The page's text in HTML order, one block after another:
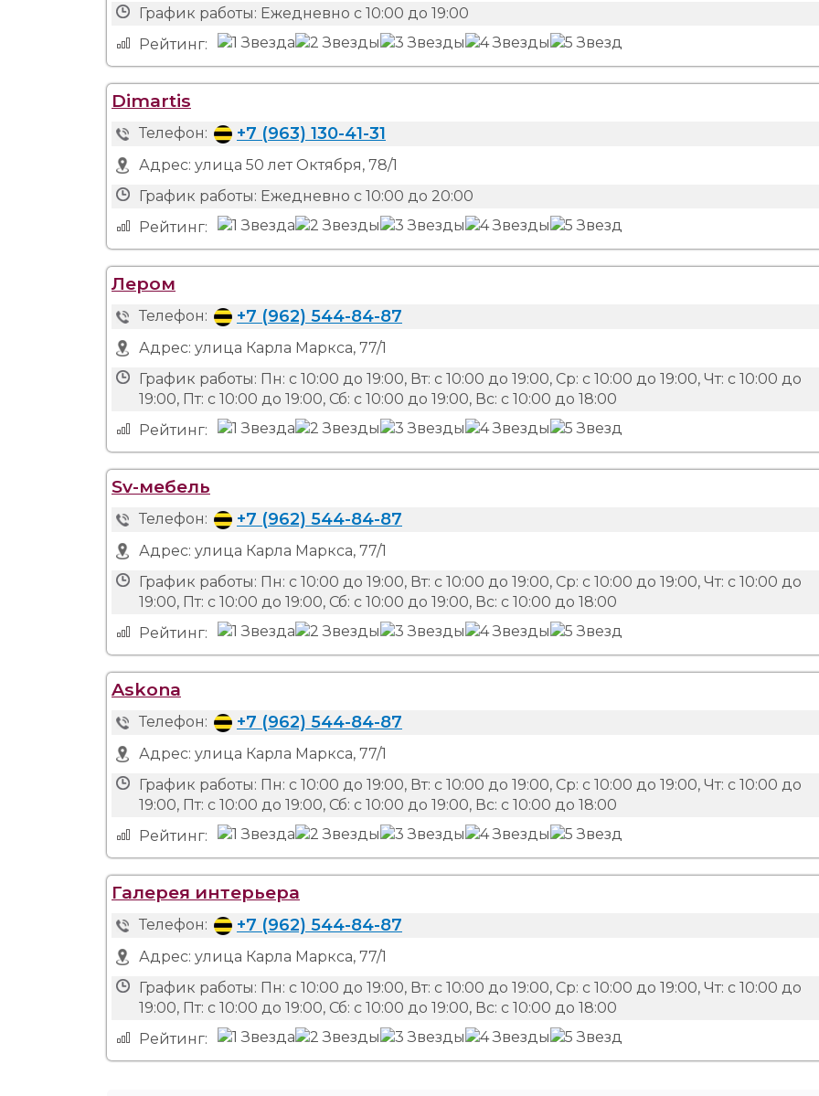
График работы: Ежедневно с 10:00 до 19:00
Рейтинг:
Dimartis
Телефон: +7 (963) 130-41-31
Адрес: улица 50 лет Октября, 78/1
График работы: Ежедневно с 10:00 до 20:00
Рейтинг:
Лером
Телефон: +7 (962) 544-84-87
Адрес: улица Карла Маркса, 77/1
График работы: Пн: с 10:00 до 19:00, Вт: с 10:00 до 19:00, Ср: с 10:00 до 19:00, Чт: с 10:00 до
19:00, Пт: с 10:00 до 19:00, Сб: с 10:00 до 19:00, Вс: с 10:00 до 18:00
Рейтинг:
Sv-мебель
Телефон: +7 (962) 544-84-87
Адрес: улица Карла Маркса, 77/1
График работы: Пн: с 10:00 до 19:00, Вт: с 10:00 до 19:00, Ср: с 10:00 до 19:00, Чт: с 10:00 до
19:00, Пт: с 10:00 до 19:00, Сб: с 10:00 до 19:00, Вс: с 10:00 до 18:00
Рейтинг:
Askona
Телефон: +7 (962) 544-84-87
Адрес: улица Карла Маркса, 77/1
График работы: Пн: с 10:00 до 19:00, Вт: с 10:00 до 19:00, Ср: с 10:00 до 19:00, Чт: с 10:00 до
19:00, Пт: с 10:00 до 19:00, Сб: с 10:00 до 19:00, Вс: с 10:00 до 18:00
Рейтинг:
Галерея интерьера
Телефон: +7 (962) 544-84-87
Адрес: улица Карла Маркса, 77/1
График работы: Пн: с 10:00 до 19:00, Вт: с 10:00 до 19:00, Ср: с 10:00 до 19:00, Чт: с 10:00 до
19:00, Пт: с 10:00 до 19:00, Сб: с 10:00 до 19:00, Вс: с 10:00 до 18:00
Рейтинг: